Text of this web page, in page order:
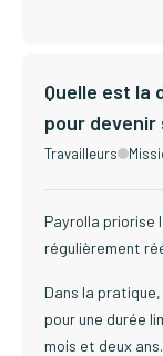
Quelle est la
pour devenir
Travailleurs
Payrolla priorise
régulièrement
Dans la
pour une durée
mois et deux